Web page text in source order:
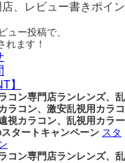
、レビュー書きポイン
ュー投稿で、
れます！
】
コン専門店ランレンズ、乱
ラコン、激安乱視用カラコ
視カラコン、乱視用カラー
タートキャンペーン スタ
コン専門店ランレンズ、乱